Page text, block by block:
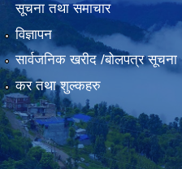
सूचना तथा समाचार
विज्ञापन
सार्वजनिक खरीद /बोलपत्र सूचना
कर तथा शुल्कहरु